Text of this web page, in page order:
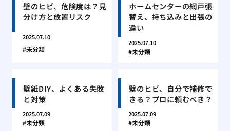
壁のヒビ、危険度は？見
分け方と放置リスク
2025.07.10
未分類
ホームセンターの網戸張
替え、持ち込みと出張の
違い
2025.07.10
未分類
壁紙DIY、よくある失敗
と対策
2025.07.09
未分類
壁のヒビ、自分で補修で
きる？プロに頼むべき？
2025.07.09
未分類